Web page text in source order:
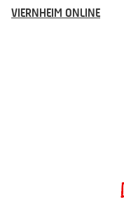
VIERNHEIM ONLINE